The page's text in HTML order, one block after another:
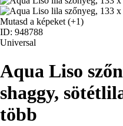
Mutasd a képeket (+1)
ID: 948788
Universal
Aqua Liso
shaggy,
több